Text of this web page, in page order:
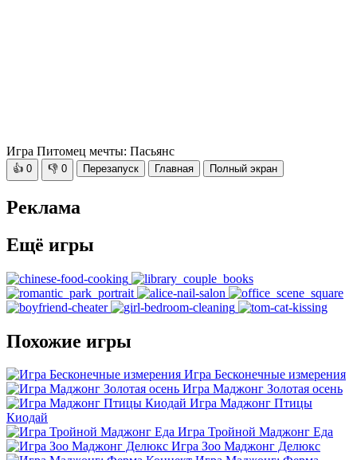
Игра Питомец мечты: Пасьянс
👍 0 👎 0 Перезапуск Главная Полный экран
Реклама
Ещё игры
Похожие игры
Игра Бесконечные измерения
Игра Маджонг Золотая осень
Игра Маджонг Птицы
Киодай
Игра Тройной Маджонг Еда
Игра Зоо Маджонг Делюкс